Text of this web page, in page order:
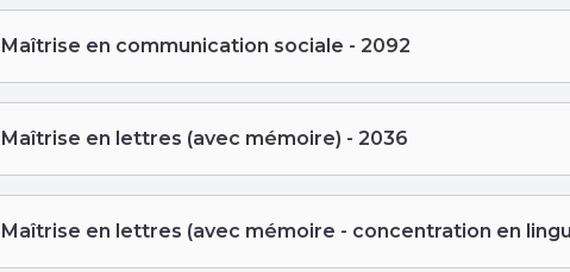
Maîtrise en communication sociale - 2092
Maîtrise en lettres (avec mémoire) - 2036
Maîtrise en lettres (avec mémoire - concentration en